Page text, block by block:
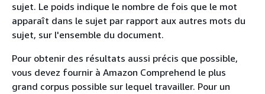
sujet. Le poids indique le nombre de fois que le mot
apparaît dans le sujet par rapport aux autres mots du
sujet, sur l'ensemble du document.
Pour obtenir des résultats aussi précis que possible,
vous devez fournir à Amazon Comprehend le plus
grand corpus possible sur lequel travailler. Pour un